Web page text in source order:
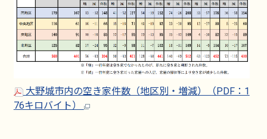
大野城市内の空き家件数（地区別・増減）（PDF：1
76キロバイト）